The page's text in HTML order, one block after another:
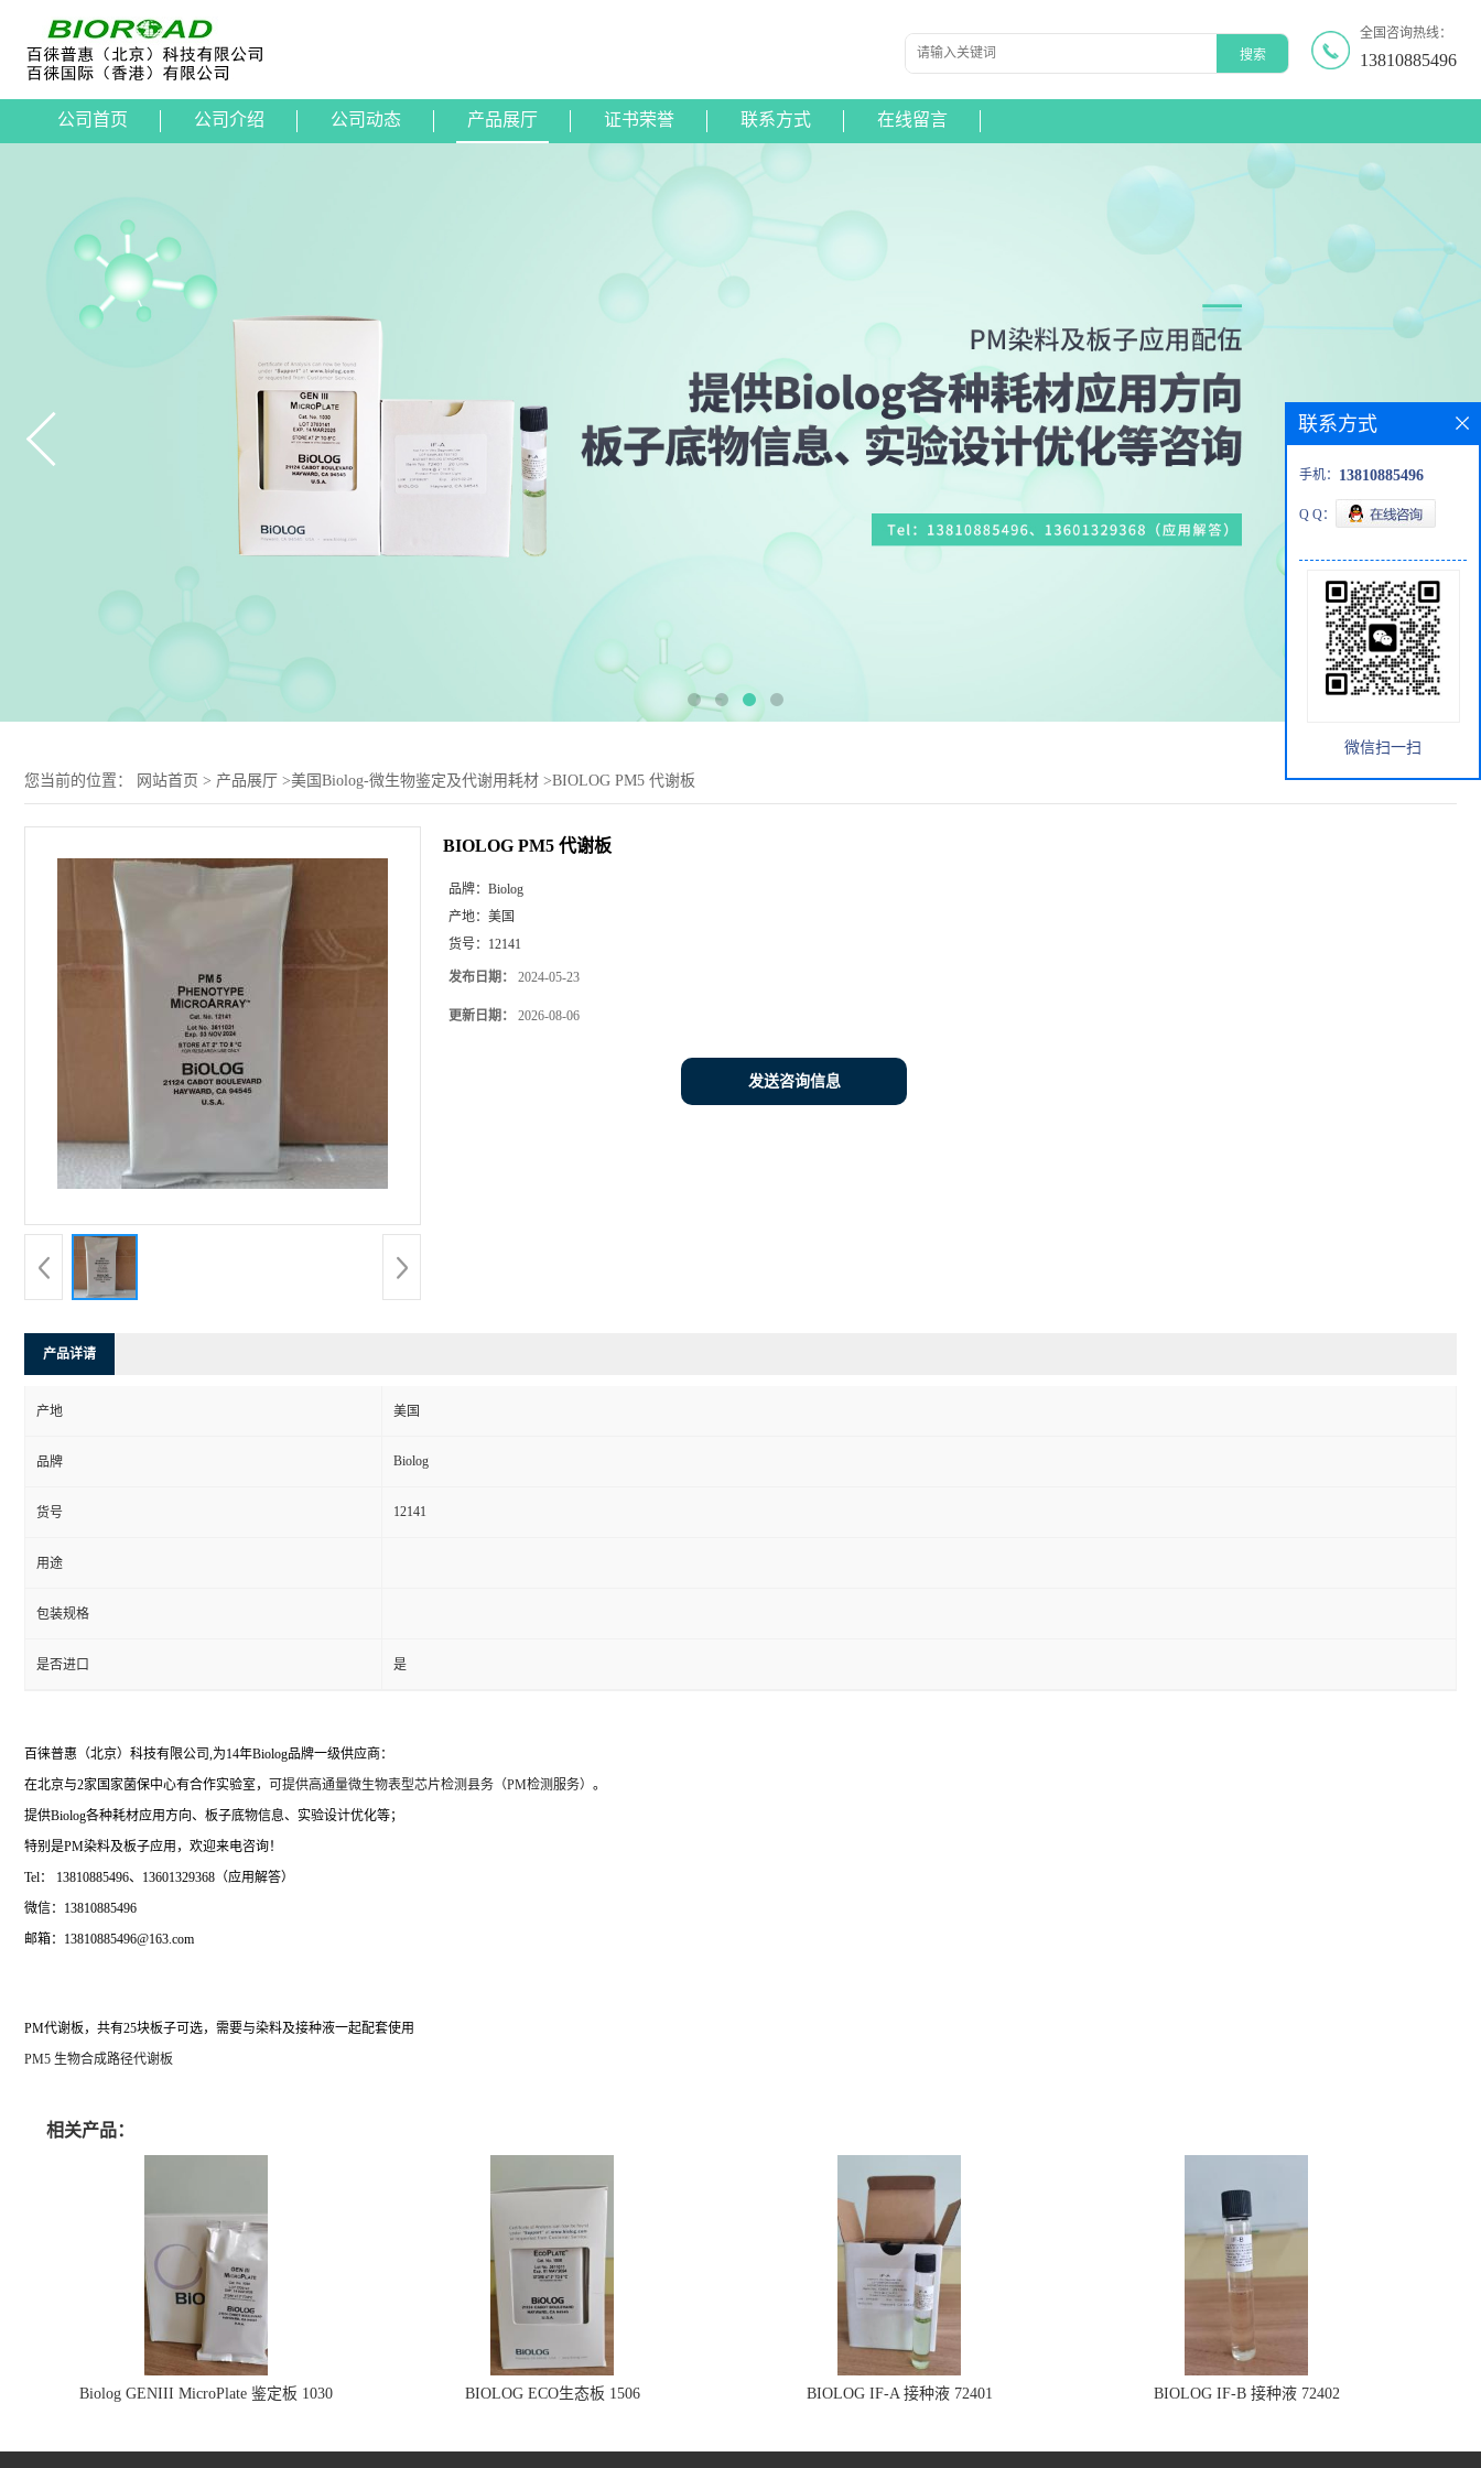
全国咨询热线：
13810885496
公司首页 公司介绍 公司动态 产品展厅 证书荣誉 联系方式 在线留言
您当前的位置： 网站首页 > 产品展厅 >美国Biolog-微生物鉴定及代谢用耗材 >BIOLOG PM5 代谢板
BIOLOG PM5 代谢板
品牌： Biolog
产地： 美国
货号： 12141
发布日期： 2024-05-23
更新日期： 2026-08-06
发送咨询信息
产品详请
产地 美国
品牌 Biolog
货号 12141
用途
包装规格
是否进口 是
百徕普惠（北京）科技有限公司,为14年Biolog品牌一级供应商：
在北京与2家国家菌保中心有合作实验室， 可提供高通量微生物表型芯片检测县务（PM检测服务） 。
提供Biolog各种耗材应用方向、板子底物信息、实验设计优化等；
特别是PM染料及板子应用，欢迎来电咨询！
Tel： 13810885496、13601329368（应用解答）
微信：13810885496
邮箱：13810885496@163.com
PM代谢板，共有25块板子可选，需要与染料及接种液一起配套使用
PM5 生物合成路径代谢板
相关产品：
Biolog GENIII MicroPlate 鉴定板 1030 BIOLOG ECO生态板 1506 BIOLOG IF-A 接种液 72401 BIOLOG IF-B 接种液 72402
联系方式
手机： 13810885496
Q Q：
微信扫一扫